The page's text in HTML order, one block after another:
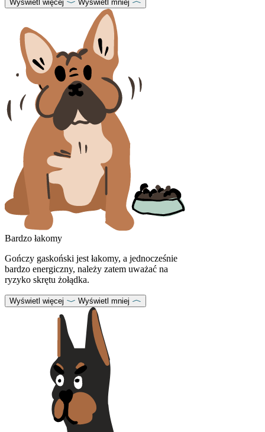
Wyświetl więcej Wyświetl mniej
Bardzo łakomy
Gończy gaskoński jest łakomy, a jednocześnie
bardzo energiczny, należy zatem uważać na
ryzyko skrętu żołądka.
Wyświetl więcej Wyświetl mniej